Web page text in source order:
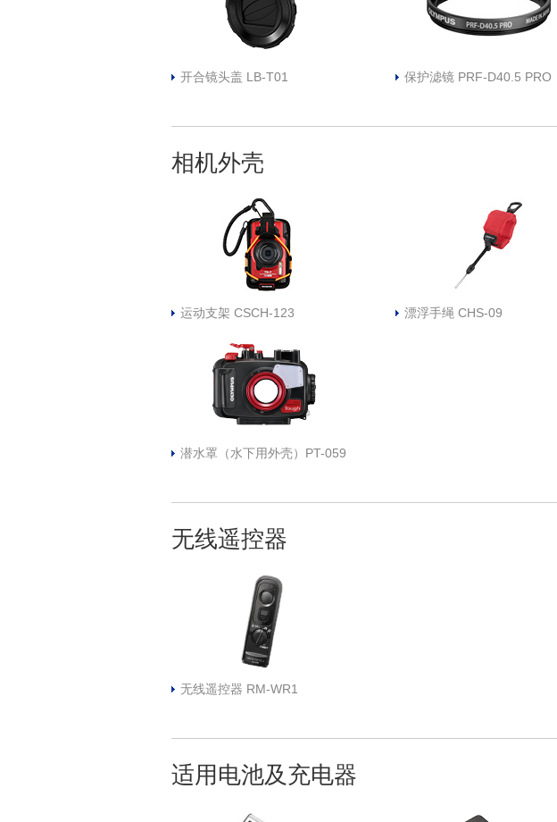
开合镜头盖 LB-T01 保护滤镜 PRF-D40.5 PRO
相机外壳
运动支架 CSCH-123 漂浮手绳 CHS-09
潜水罩（水下用外壳）PT-059
无线遥控器
无线遥控器 RM-WR1
适用电池及充电器